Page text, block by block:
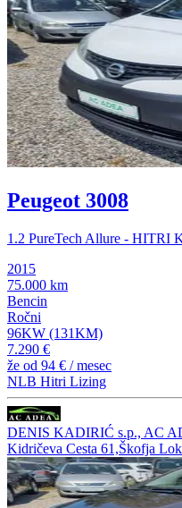
Peugeot 3008
1.2 PureTech Allure - HITRI
2015
75.000 km
Bencin
Ročni
96KW (131KM)
7.290 €
že od 94 € / mesec
NLB Hitri Lizing
DENIS KADIRIĆ s.p., AC
Kidričeva Cesta 61,Škofja